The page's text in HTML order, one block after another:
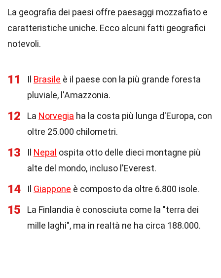
La geografia dei paesi offre paesaggi mozzafiato e
caratteristiche uniche. Ecco alcuni fatti geografici
notevoli.
11 Il Brasile è il paese con la più grande foresta
pluviale, l'Amazzonia.
12 La Norvegia ha la costa più lunga d'Europa, con
oltre 25.000 chilometri.
13 Il Nepal ospita otto delle dieci montagne più
alte del mondo, incluso l'Everest.
14 Il Giappone è composto da oltre 6.800 isole.
15
La Finlandia è conosciuta come la "terra dei
mille laghi", ma in realtà ne ha circa 188.000.